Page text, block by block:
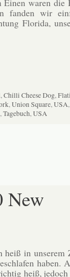
Einen waren die
fanden wir
Florida,
,Chilli Cheese Dog,
,Union Square,USA
,Tagebuch,USA
New
heiß in unserem
haben.
heiß,